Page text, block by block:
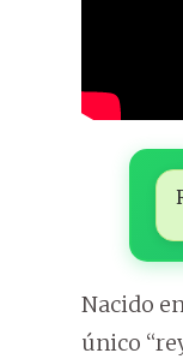
Nacido
único